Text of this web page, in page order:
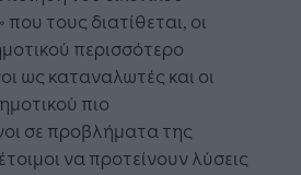
τους διατίθεται, οι
περισσότερο
ως καταναλωτές και οι
πιο
σε προβλήματα της
να προτείνουν λύσεις